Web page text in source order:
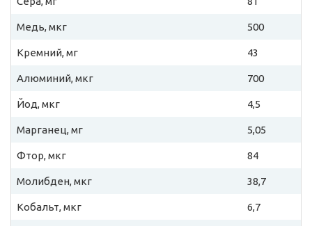
Медь, мкг 500
Кремний, мг 43
Алюминий, мкг 700
Йод, мкг 4,5
Марганец, мг 5,05
Фтор, мкг 84
Молибден, мкг 38,7
Кобальт, мкг 6,7